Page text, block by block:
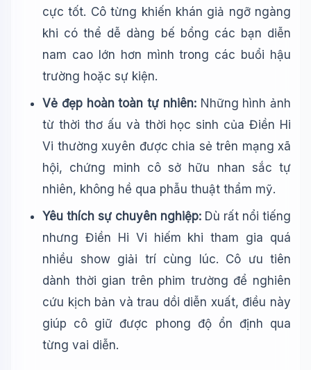
cực tốt. Cô từng khiến khán giả ngỡ ngàng
khi có thể dễ dàng bế bổng các bạn diễn
nam cao lớn hơn mình trong các buổi hậu
trường hoặc sự kiện.
Vẻ đẹp hoàn toàn tự nhiên:Những hình ảnh
từ thời thơ ấu và thời học sinh của Điền Hi
Vi thường xuyên được chia sẻ trên mạng xã
hội, chứng minh cô sở hữu nhan sắc tự
nhiên, không hề qua phẫu thuật thẩm mỹ.
Yêu thích sự chuyên nghiệp: Dù rất nổi tiếng
nhưng Điền Hi Vi hiếm khi tham gia quá
nhiều show giải trí cùng lúc. Cô ưu tiên
dành thời gian trên phim trường để nghiên
cứu kịch bản và trau dồi diễn xuất, điều này
giúp cô giữ được phong độ ổn định qua
từng vai diễn.